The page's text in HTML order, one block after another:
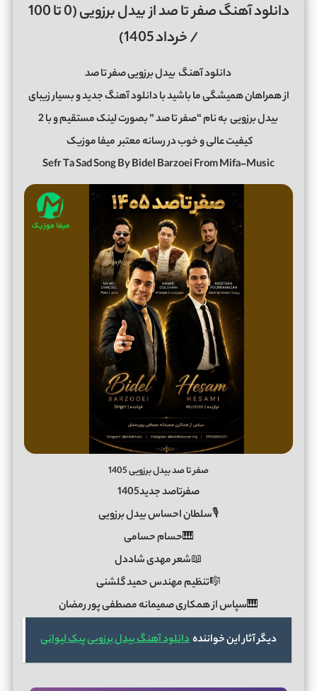
دانلود آهنگ صفر تا صد از بیدل برزویی (0 تا 100
/ خرداد 1405)
دانلود آهنگبیدل برزویی صفر تا صد
از همراهان همیشگی ما باشید با دانلود آهنگ جدید و بسیار زیبای
بیدل برزویی
به نام “صفر تا صد ” بصورت لینک مستقیم و با 2
کیفیت عالی و خوب در رسانه معتبرمیفا موزیک
Sefr Ta Sad Song By Bidel Barzoei From Mifa-Music
صفر تا صد بیدل برزویی 1405
صفرتاصد جدید1405
🎙سلطان احساس بیدل برزویی
🎹حسام حسامی
📖شعر مهدی شاددل
🎼تنظیم مهندس حمید گلشنی
🎹سپاس از همکاری صمیمانه مصطفی پور رمضان
دیگر آثار این خوانندهدانلود آهنگ بیدل برزویی پیک لیوانی